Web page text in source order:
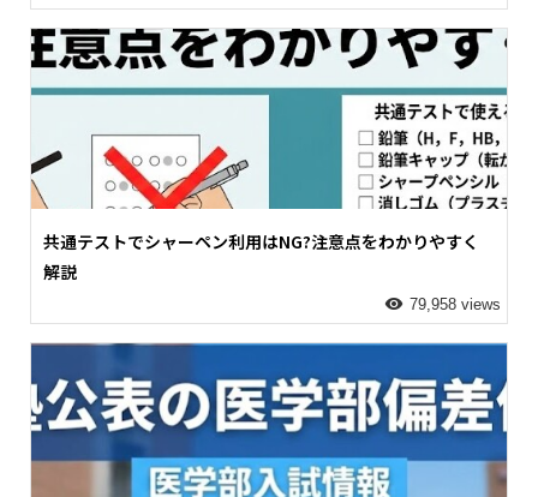
共通テストでシャーペン利用はNG?注意点をわかりやすく
解説
79,958 views